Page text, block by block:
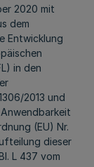
2020 mit
dem
Entwicklung
in den
2013 und
(EU) Nr.
dieser
L 437 vom